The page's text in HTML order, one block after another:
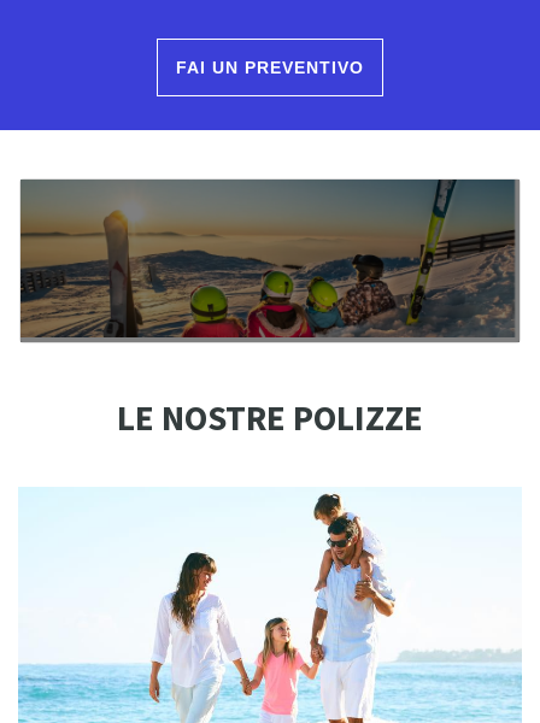
FAI UN PREVENTIVO
LE NOSTRE POLIZZE